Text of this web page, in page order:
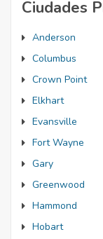
Ciudades
Anderson
Columbus
Crown Point
Elkhart
Evansville
Fort Wayne
Gary
Greenwood
Hammond
Hobart